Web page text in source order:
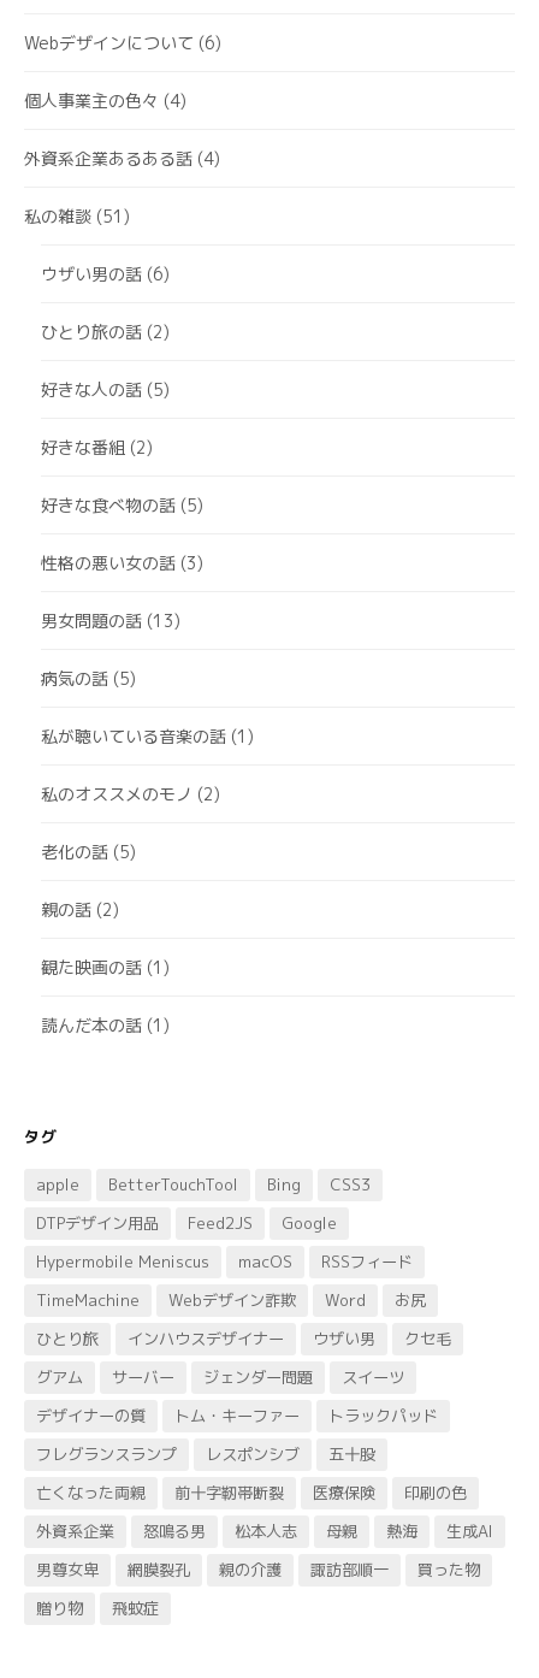
Webデザインについて (6)
個人事業主の色々 (4)
外資系企業あるある話 (4)
私の雑談 (51)
ウザい男の話 (6)
ひとり旅の話 (2)
好きな人の話 (5)
好きな番組 (2)
好きな食べ物の話 (5)
性格の悪い女の話 (3)
男女問題の話 (13)
病気の話 (5)
私が聴いている音楽の話 (1)
私のオススメのモノ (2)
老化の話 (5)
親の話 (2)
観た映画の話 (1)
読んだ本の話 (1)
タグ
apple BetterTouchTool Bing
CSS3
DTPデザイン用品
Feed2JS
Google
Hypermobile Meniscus
macOS
RSSフィード
TimeMachine
Webデザイン詐欺 Word
お尻
ひとり旅
インハウスデザイナー ウザい男
クセ毛
グアム
サーバー ジェンダー問題
スイーツ
デザイナーの質
トム・キーファー
トラックパッド
フレグランスランプ
レスポンシブ
五十股
亡くなった両親
前十字靭帯断裂 医療保険
印刷の色
外資系企業
怒鳴る男 松本人志 母親 熱海
生成AI
男尊女卑
網膜裂孔 親の介護 諏訪部順一
買った物
贈り物
飛蚊症